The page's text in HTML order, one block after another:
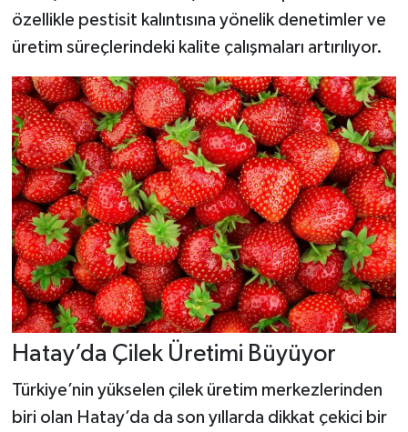
özellikle pestisit kalıntısına yönelik denetimler ve
üretim süreçlerindeki kalite çalışmaları artırılıyor.
Hatay’da Çilek Üretimi Büyüyor
Türkiye’nin yükselen çilek üretim merkezlerinden
biri olan Hatay’da da son yıllarda dikkat çekici bir